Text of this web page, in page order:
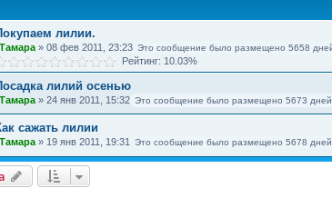
лилии.
Тамара » 08 фев 2011, 23:23 Это сообщение было размещено 5658
Рейтинг: 10.03%
лилий осенью
Тамара » 24 янв 2011, 15:32 Это сообщение было размещено 5673 дней
сажать лилии
Тамара » 19 янв 2011, 19:31 Это сообщение было размещено 5678 дней